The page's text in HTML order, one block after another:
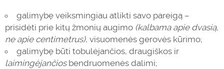
galimybę veiksmingiau atlikti savo pareigą –
prisidėti prie kitų žmonių augimo (kalbama apie dvasią,
ne apie centimetrus), visuomenės gerovės kūrimo;
galimybę būti tobulėjančios, draugiškos ir
laimingėjančiosbendruomenės dalimi;